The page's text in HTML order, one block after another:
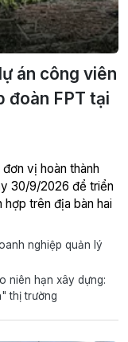
án công viên
đoàn FPT tại
vị hoàn thành
30/9/2026 để triển
trên địa bàn hai
nghiệp quản lý
niên hạn xây dựng:
thị trường